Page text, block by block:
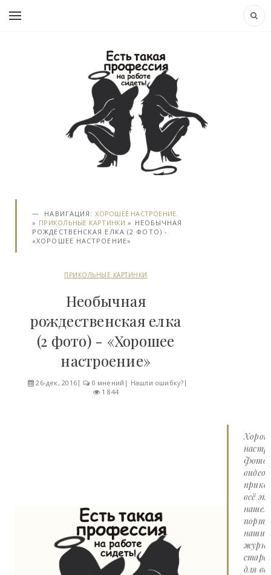
НАВИГАЦИЯ:ХОРОШЕЕ НАСТРОЕНИЕ.
» ПРИКОЛЬНЫЕ КАРТИНКИ » НЕОБЫЧНАЯ
РОЖДЕСТВЕНСКАЯ ЕЛКА (2 ФОТО) -
«ХОРОШЕЕ НАСТРОЕНИЕ»
ПРИКОЛЬНЫЕ КАРТИНКИ
Необычная
рождественская елка
(2 фото) - «Хорошее
настроение»
26-дек, 2016 0 мнений | Нашли ошибку?
1 844
Фото
видео
всё
нашем
наши
для